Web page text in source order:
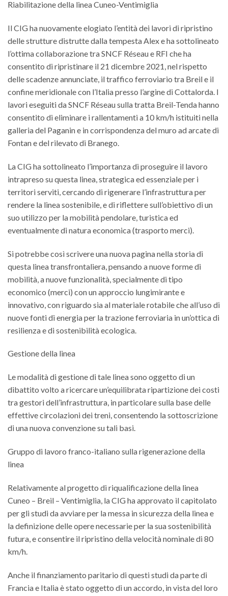
Riabilitazione della linea Cuneo-Ventimiglia
Il CIG ha nuovamente elogiato l’entità dei lavori di ripristino
delle strutture distrutte dalla tempesta Alex e ha sottolineato
l’ottima collaborazione tra SNCF Réseau e RFI che ha
consentito di ripristinare il 21 dicembre 2021, nel rispetto
delle scadenze annunciate, il traffico ferroviario tra Breil e il
confine meridionale con l’Italia presso l’argine di Cottalorda. I
lavori eseguiti da SNCF Réseau sulla tratta Breil-Tenda hanno
consentito di eliminare i rallentamenti a 10 km/h istituiti nella
galleria del Paganin e in corrispondenza del muro ad arcate di
Fontan e del rilevato di Branego.
La CIG ha sottolineato l’importanza di proseguire il lavoro
intrapreso su questa linea, strategica ed essenziale per i
territori serviti, cercando di rigenerare l’infrastruttura per
rendere la linea sostenibile, e di riflettere sull’obiettivo di un
suo utilizzo per la mobilità pendolare, turistica ed
eventualmente di natura economica (trasporto merci).
Si potrebbe così scrivere una nuova pagina nella storia di
questa linea transfrontaliera, pensando a nuove forme di
mobilità, a nuove funzionalità, specialmente di tipo
economico (merci) con un approccio lungimirante e
innovativo, con riguardo sia al materiale rotabile che all’uso di
nuove fonti di energia per la trazione ferroviaria in un’ottica di
resilienza e di sostenibilità ecologica.
Gestione della linea
Le modalità di gestione di tale linea sono oggetto di un
dibattito volto a ricercare un’equilibrata ripartizione dei costi
tra gestori dell’infrastruttura, in particolare sulla base delle
effettive circolazioni dei treni, consentendo la sottoscrizione
di una nuova convenzione su tali basi.
Gruppo di lavoro franco-italiano sulla rigenerazione della
linea
Relativamente al progetto di riqualificazione della linea
Cuneo – Breil – Ventimiglia, la CIG ha approvato il capitolato
per gli studi da avviare per la messa in sicurezza della linea e
la definizione delle opere necessarie per la sua sostenibilità
futura, e consentire il ripristino della velocità nominale di 80
km/h.
Anche il finanziamento paritario di questi studi da parte di
Francia e Italia è stato oggetto di un accordo, in vista del loro